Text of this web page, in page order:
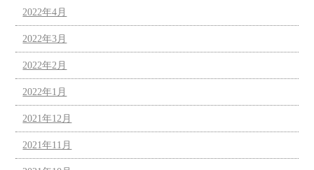
2022年4月
2022年3月
2022年2月
2022年1月
2021年12月
2021年11月